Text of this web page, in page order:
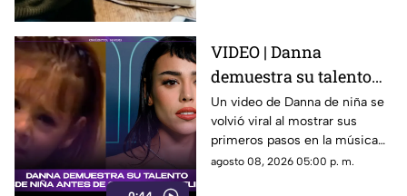
VIDEO | Danna
demuestra su talento
desde niña antes de su
colaboración con
Belinda.
Un video de Danna de niña se
volvió viral al mostrar sus
primeros pasos en la música
antes de su colaboración con
agosto 08, 2026 05:00 p. m.